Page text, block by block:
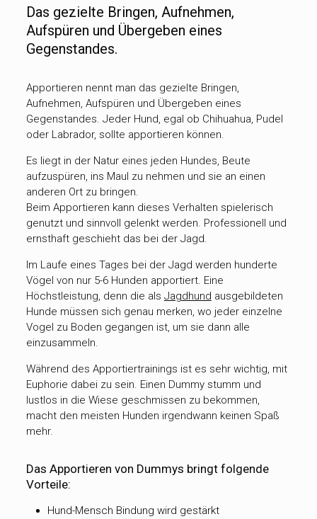
Das gezielte Bringen, Aufnehmen,
Aufspüren und Übergeben eines
Gegenstandes.
Apportieren nennt man das gezielte Bringen,
Aufnehmen, Aufspüren und Übergeben eines
Gegenstandes. Jeder Hund, egal ob Chihuahua, Pudel
oder Labrador, sollte apportieren können.
Es liegt in der Natur eines jeden Hundes, Beute
aufzuspüren, ins Maul zu nehmen und sie an einen
anderen Ort zu bringen.
Beim Apportieren kann dieses Verhalten spielerisch
genutzt und sinnvoll gelenkt werden. Professionell und
ernsthaft geschieht das bei der Jagd.
Im Laufe eines Tages bei der Jagd werden hunderte
Vögel von nur 5-6 Hunden apportiert. Eine
Höchstleistung, denn die als Jagdhund ausgebildeten
Hunde müssen sich genau merken, wo jeder einzelne
Vogel zu Boden gegangen ist, um sie dann alle
einzusammeln.
Während des Apportiertrainings ist es sehr wichtig, mit
Euphorie dabei zu sein. Einen Dummy stumm und
lustlos in die Wiese geschmissen zu bekommen,
macht den meisten Hunden irgendwann keinen Spaß
mehr.
Das Apportieren von Dummys bringt folgende
Vorteile:
Hund-Mensch Bindung wird gestärkt